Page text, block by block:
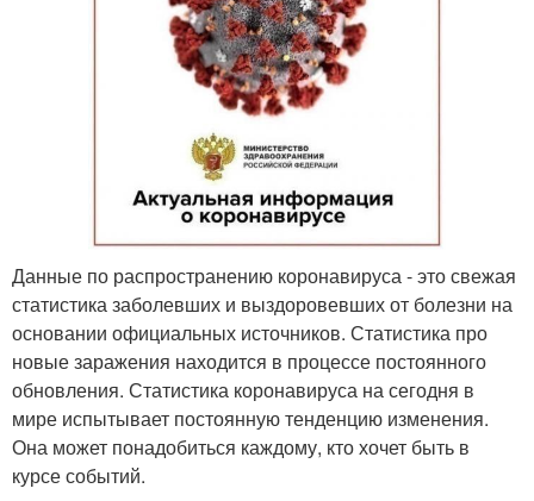
Данные по распространению коронавируса - это свежая
статистика заболевших и выздоровевших от болезни на
основании официальных источников. Статистика про
новые заражения находится в процессе постоянного
обновления. Статистика коронавируса на сегодня в
мире испытывает постоянную тенденцию изменения.
Она может понадобиться каждому, кто хочет быть в
курсе событий.